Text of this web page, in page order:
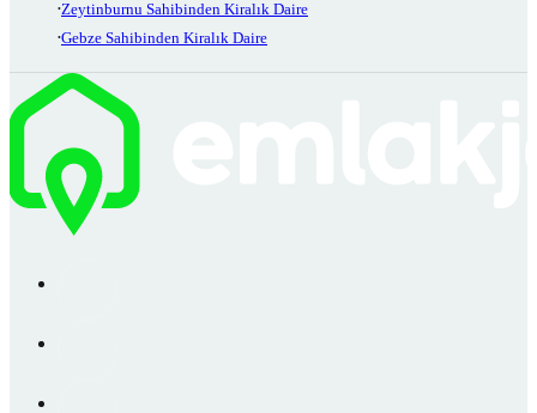
Zeytinburnu Sahibinden Kiralık Daire
Gebze Sahibinden Kiralık Daire